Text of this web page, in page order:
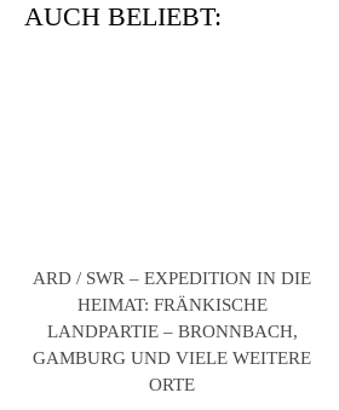
AUCH BELIEBT:
ARD / SWR – EXPEDITION IN DIE
HEIMAT: FRÄNKISCHE
LANDPARTIE – BRONNBACH,
GAMBURG UND VIELE WEITERE
ORTE